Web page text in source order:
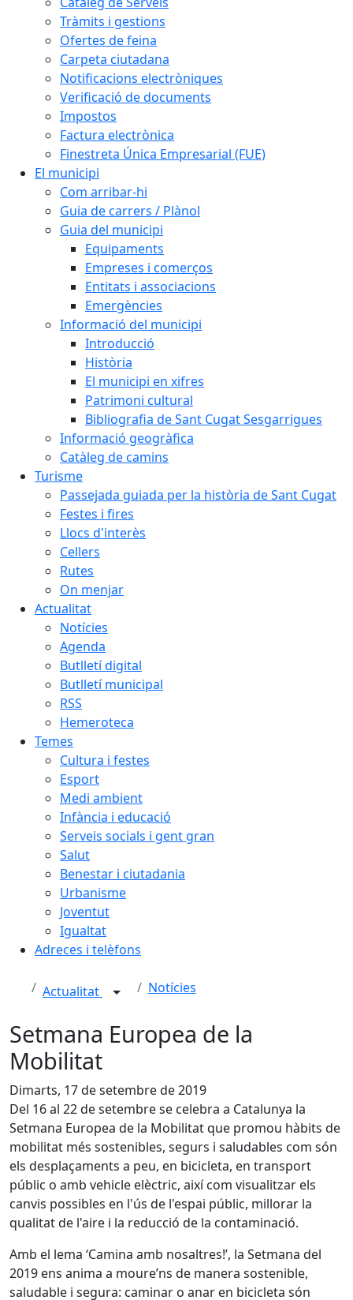
Tràmits i gestions
Ofertes de feina
Carpeta ciutadana
Notificacions electròniques
Verificació de documents
Impostos
Factura electrònica
Finestreta Única Empresarial (FUE)
El municipi
Com arribar-hi
Guia de carrers / Plànol
Guia del municipi
Equipaments
Empreses i comerços
Entitats i associacions
Emergències
Informació del municipi
Introducció
Història
El municipi en xifres
Patrimoni cultural
Bibliografia de Sant Cugat Sesgarrigues
Informació geogràfica
Catàleg de camins
Turisme
Passejada guiada per la història de Sant Cugat
Festes i fires
Llocs d'interès
Cellers
Rutes
On menjar
Actualitat
Notícies
Agenda
Butlletí digital
Butlletí municipal
RSS
Hemeroteca
Temes
Cultura i festes
Esport
Medi ambient
Infància i educació
Serveis socials i gent gran
Salut
Benestar i ciutadania
Urbanisme
Joventut
Igualtat
Adreces i telèfons
Actualitat Notícies
Setmana Europea de la
Mobilitat
Dimarts, 17 de setembre de 2019
Del 16 al 22 de setembre se celebra a Catalunya la
Setmana Europea de la Mobilitat que promou hàbits de
mobilitat més sostenibles, segurs i saludables com són
els desplaçaments a peu, en bicicleta, en transport
públic o amb vehicle elèctric, així com visualitzar els
canvis possibles en l'ús de l'espai públic, millorar la
qualitat de l'aire i la reducció de la contaminació.
Amb el lema ‘Camina amb nosaltres!’, la Setmana del
2019 ens anima a moure’ns de manera sostenible,
saludable i segura: caminar o anar en bicicleta són